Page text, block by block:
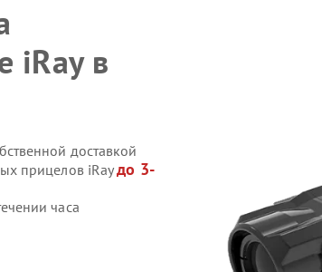
iRay в
доставкой
прицелов iRayдо 3-
часа